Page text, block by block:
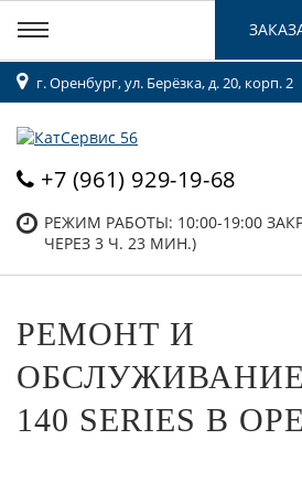
г. Оренбург, ул. Берёзка, д. 20, корп. 2
+7 (961) 929-19-68
РЕЖИМ РАБОТЫ: 10:00-19:00
ЧЕРЕЗ 3 Ч. 23 МИН.)
РЕМОНТ И
ОБСЛУЖИВАНИЕ
140 SERIES В